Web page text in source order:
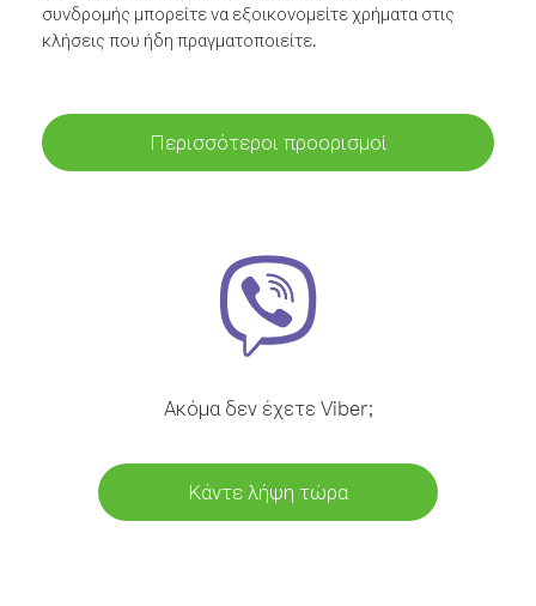
συνδρομής μπορείτε να εξοικονομείτε χρήματα στις
κλήσεις που ήδη πραγματοποιείτε.
Περισσότεροι προορισμοί
Ακόμα δεν έχετε Viber;
Κάντε λήψη τώρα